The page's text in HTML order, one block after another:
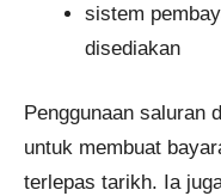
sistem
disediakan
Penggunaan saluran
untuk membuat
terlepas tarikh. Ia